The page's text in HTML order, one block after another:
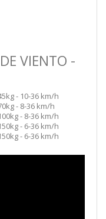
VIENTO -
- 10-36 km/h
- 8-36 km/h
- 8-36 km/h
- 6-36 km/h
- 6-36 km/h